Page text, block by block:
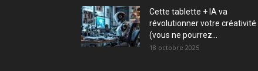
Cette tablette + IA va
révolutionner votre créativité
(vous ne pourrez...
18 octobre 2025